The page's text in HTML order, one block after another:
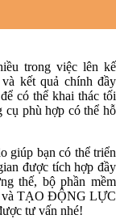
trong việc lên kế
kết quả chính đầy
có thể khai thác tối
cụ phù hợp có thể hỗ
giúp bạn có thể triển
được tích hợp đầy
thế, bộ phần mềm
và TẠO ĐỘNG LỰC
tư vấn nhé!